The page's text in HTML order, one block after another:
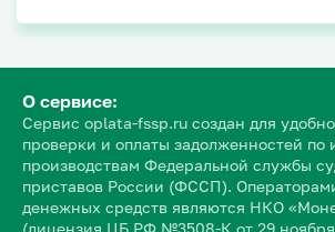
О сервисе:
Сервис oplata-fssp.ru создан для
проверки и оплаты задолженностей по
производствам Федеральной службы
приставов России (ФССП).
денежных средств являются НКО
(лицензия ЦБ РФ №3508-К от 29